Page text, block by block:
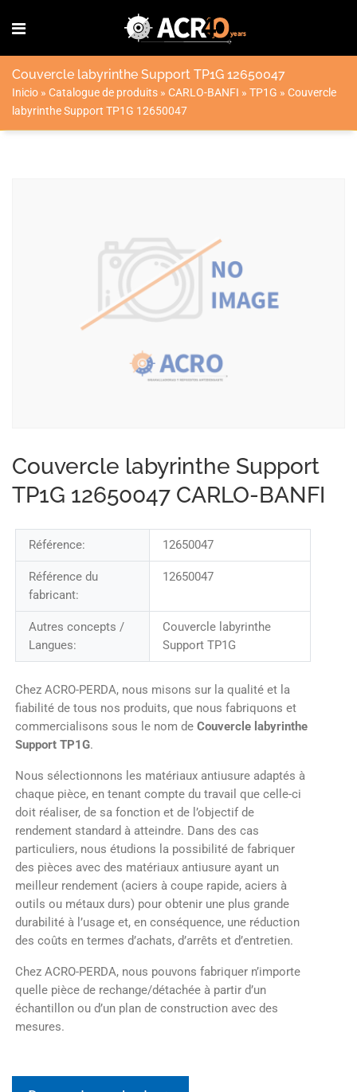
Couvercle labyrinthe Support TP1G 12650047
Inicio » Catalogue de produits » CARLO-BANFI » TP1G » Couvercle
labyrinthe Support TP1G 12650047
Couvercle labyrinthe Support
TP1G 12650047 CARLO-BANFI
Référence: 12650047
Référence du
fabricant:
12650047
Autres concepts /
Langues:
Couvercle labyrinthe
Support TP1G
Chez ACRO-PERDA, nous misons sur la qualité et la
fiabilité de tous nos produits, que nous fabriquons et
commercialisons sous le nom de Couvercle labyrinthe
Support TP1G.
Nous sélectionnons les matériaux antiusure adaptés à
chaque pièce, en tenant compte du travail que celle-ci
doit réaliser, de sa fonction et de l’objectif de
rendement standard à atteindre. Dans des cas
particuliers, nous étudions la possibilité de fabriquer
des pièces avec des matériaux antiusure ayant un
meilleur rendement (aciers à coupe rapide, aciers à
outils ou métaux durs) pour obtenir une plus grande
durabilité à l’usage et, en conséquence, une réduction
des coûts en termes d’achats, d’arrêts et d’entretien.
Chez ACRO-PERDA, nous pouvons fabriquer n’importe
quelle pièce de rechange/détachée à partir d’un
échantillon ou d’un plan de construction avec des
mesures.